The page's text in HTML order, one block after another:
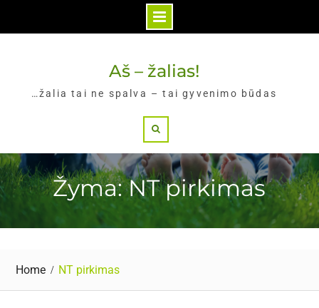
Aš – žalias!
…žalia tai ne spalva – tai gyvenimo būdas
Žyma: NT pirkimas
Home NT pirkimas